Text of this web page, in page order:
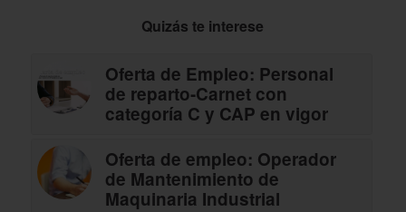
Quizás te interese
Oferta de Empleo: Personal
de reparto-Carnet con
categoría C y CAP en vigor
Oferta de empleo: Operador
de Mantenimiento de
Maquinaria Industrial